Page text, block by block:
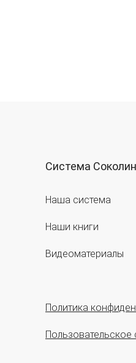
Система
Наша система
Наши книги
Видеоматериалы
Политика